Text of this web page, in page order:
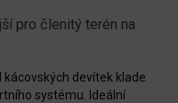
pro členitý terén na
devítek klade
systému. Ideální